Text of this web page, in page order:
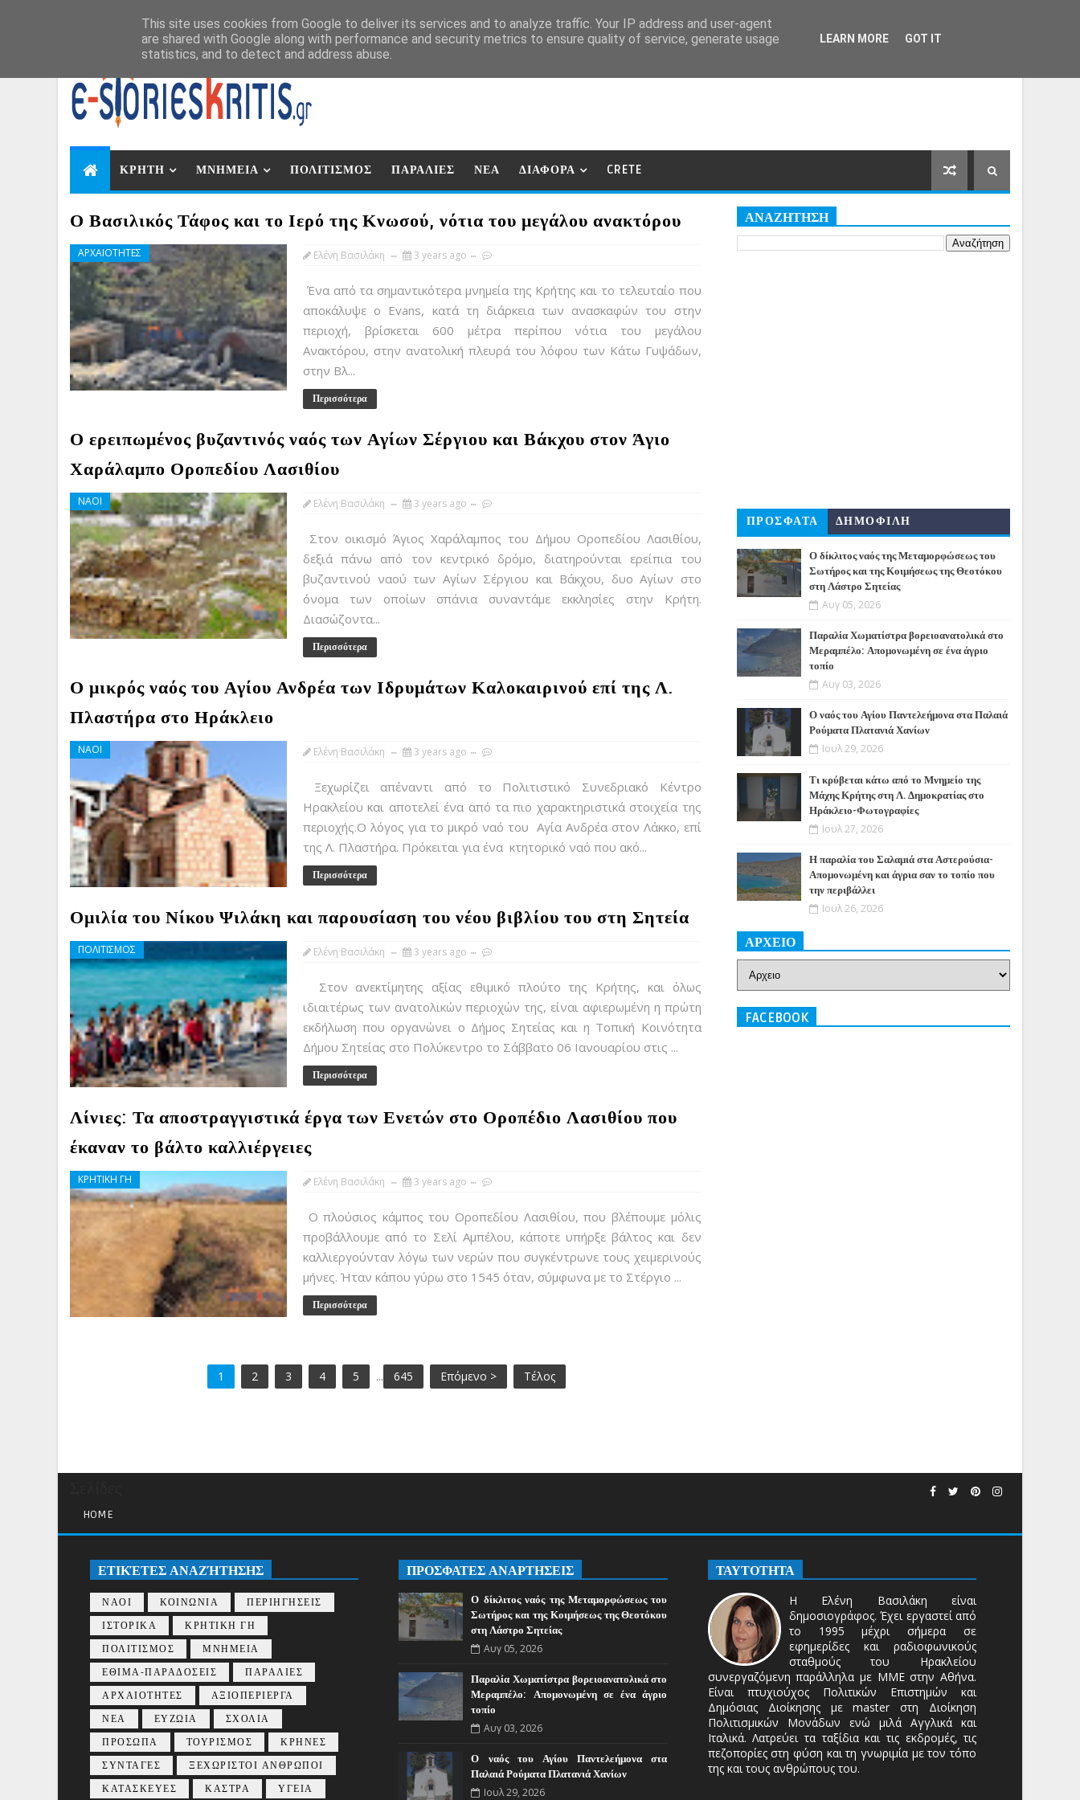
ΚΡΗΤΗ ΜΝΗΜΕΙΑ ΠΟΛΙΤΙΣΜΟΣ ΠΑΡΑΛΙΕΣ ΝΕΑ ΔΙΑΦΟΡΑ CRETE
Ο Βασιλικός Τάφος και το Ιερό της Κνωσού, νότια του μεγάλου ανακτόρου
ΑΡΧΑΙΟΤΗΤΕΣ Ελένη Βασιλάκη 3 years ago
Ένα από τα σημαντικότερα μνημεία της Κρήτης και το τελευταίο που
αποκάλυψε ο Evans, κατά τη διάρκεια των ανασκαφών του στην
περιοχή, βρίσκεται 600 μέτρα περίπου νότια του μεγάλου
Aνακτόρου, στην ανατολική πλευρά του λόφου των Κάτω Γυψάδων,
στην Βλ...
Περισσότερα
Ο ερειπωμένος βυζαντινός ναός των Αγίων Σέργιου και Βάκχου στον Άγιο
Χαράλαμπο Οροπεδίου Λασιθίου
ΝΑΟΙ Ελένη Βασιλάκη 3 years ago
Στον οικισμό Άγιος Χαράλαμπος του Δήμου Οροπεδίου Λασιθίου,
δεξιά πάνω από τον κεντρικό δρόμο, διατηρούνται ερείπια του
βυζαντινού ναού των Αγίων Σέργιου και Βάκχου, δυο Αγίων στο
όνομα των οποίων σπάνια συναντάμε εκκλησίες στην Κρήτη.
Διασώζοντα...
Περισσότερα
Ο μικρός ναός του Αγίου Ανδρέα των Ιδρυμάτων Καλοκαιρινού επί της Λ.
Πλαστήρα στο Ηράκλειο
ΝΑΟΙ Ελένη Βασιλάκη 3 years ago
Ξεχωρίζει απέναντι από το Πολιτιστικό Συνεδριακό Κέντρο
Ηρακλείου και αποτελεί ένα από τα πιο χαρακτηριστικά στοιχεία της
περιοχής.Ο λόγος για το μικρό ναό του Αγία Ανδρέα στον Λάκκο, επί
της Λ. Πλαστήρα. Πρόκειται για ένα κτητορικό ναό που ακό...
Περισσότερα
Ομιλία του Νίκου Ψιλάκη και παρουσίαση του νέου βιβλίου του στη Σητεία
ΠΟΛΙΤΙΣΜΟΣ Ελένη Βασιλάκη 3 years ago
Στον ανεκτίμητης αξίας εθιμικό πλούτο της Κρήτης, και όλως
ιδιαιτέρως των ανατολικών περιοχών της, είναι αφιερωμένη η πρώτη
εκδήλωση που οργανώνει ο Δήμος Σητείας και η Τοπική Κοινότητα
Δήμου Σητείας στο Πολύκεντρο το Σάββατο 06 Ιανουαρίου στις ...
Περισσότερα
Λίνιες: Τα αποστραγγιστικά έργα των Ενετών στο Οροπέδιο Λασιθίου που
έκαναν το βάλτο καλλιέργειες
ΚΡΗΤΙΚΗ ΓΗ Ελένη Βασιλάκη 3 years ago
Ο πλούσιος κάμπος του Οροπεδίου Λασιθίου, που βλέπουμε μόλις
προβάλλουμε από το Σελί Αμπέλου, κάποτε υπήρξε βάλτος και δεν
καλλιεργούνταν λόγω των νερών που συγκέντρωνε τους χειμερινούς
μήνες. Ήταν κάπου γύρω στο 1545 όταν, σύμφωνα με το Στέργιο ...
Περισσότερα
1 2 3 4 5 ... 645 Επόμενο > Τέλος
ΑΝΑΖΗΤΗΣΗ
ΠΡΟΣΦΑΤΑ ΔΗΜΟΦΙΛΗ
Ο δίκλιτος ναός της Μεταμορφώσεως του
Σωτήρος και της Κοιμήσεως της Θεοτόκου
στη Λάστρο Σητείας
Αυγ 05, 2026
Παραλία Χωματίστρα βορειοανατολικά στο
Μεραμπέλο: Απομονωμένη σε ένα άγριο
τοπίο
Αυγ 03, 2026
Ο ναός του Αγίου Παντελεήμονα στα Παλαιά
Ρούματα Πλατανιά Χανίων
Ιουλ 29, 2026
Τι κρύβεται κάτω από το Μνημείο της
Μάχης Κρήτης στη Λ. Δημοκρατίας στο
Ηράκλειο-Φωτογραφίες
Ιουλ 27, 2026
Η παραλία του Σαλαμιά στα Αστερούσια-
Απομονωμένη και άγρια σαν το τοπίο που
την περιβάλλει
Ιουλ 26, 2026
ΑΡΧΕΙΟ
FACEBOOK
HOME
ΕΤΙΚΈΤΕΣ ΑΝΑΖΉΤΗΣΗΣ
ΝΑΟΙ ΚΟΙΝΩΝΙΑ
ΠΕΡΙΗΓΗΣΕΙΣ
ΙΣΤΟΡΙΚΑ
ΚΡΗΤΙΚΗ ΓΗ
ΠΟΛΙΤΙΣΜΟΣ
ΜΝΗΜΕΙΑ
ΕΘΙΜΑ-ΠΑΡΑΔΟΣΕΙΣ
ΠΑΡΑΛΙΕΣ
ΑΡΧΑΙΟΤΗΤΕΣ
ΑΞΙΟΠΕΡΙΕΡΓΑ
ΝΕΑ
ΕΥΖΩΙΑ
ΣΧΟΛΙΑ
ΠΡΟΣΩΠΑ
ΤΟΥΡΙΣΜΟΣ
ΚΡΗΝΕΣ
ΣΥΝΤΑΓΕΣ
ΞΕΧΩΡΙΣΤΟΙ ΑΝΘΡΩΠΟΙ
ΚΑΤΑΣΚΕΥΕΣ
ΚΑΣΤΡΑ ΥΓΕΙΑ
ΠΡΟΣΦΑΤΕΣ ΑΝΑΡΤΗΣΕΙΣ
Ο δίκλιτος ναός της Μεταμορφώσεως του
Σωτήρος και της Κοιμήσεως της Θεοτόκου
στη Λάστρο Σητείας
Αυγ 05, 2026
Παραλία Χωματίστρα βορειοανατολικά στο
Μεραμπέλο: Απομονωμένη σε ένα άγριο
τοπίο
Αυγ 03, 2026
Ο ναός του Αγίου Παντελεήμονα στα
Παλαιά Ρούματα Πλατανιά Χανίων
Ιουλ 29, 2026
ΤΑΥΤΟΤΗΤΑ
Η Ελένη Βασιλάκη είναι
δημοσιογράφος. Έχει εργαστεί από
το 1995 μέχρι σήμερα σε
εφημερίδες και ραδιοφωνικούς
σταθμούς του Ηρακλείου
συνεργαζόμενη παράλληλα με ΜΜΕ στην Αθήνα.
Είναι πτυχιούχος Πολιτικών Επιστημών και
Δημόσιας Διοίκησης με master στη Διοίκηση
Πολιτισμικών Μονάδων ενώ μιλά Αγγλικά και
Ιταλικά. Λατρεύει τα ταξίδια και τις εκδρομές, τις
πεζοπορίες στη φύση και τη γνωριμία με τον τόπο
της και τους ανθρώπους του.
This site uses cookies from Google to deliver its services and to analyze traffic. Your IP address and user-agent
are shared with Google along with performance and security metrics to ensure quality of service, generate usage
statistics, and to detect and address abuse.
LEARN MORE GOT IT